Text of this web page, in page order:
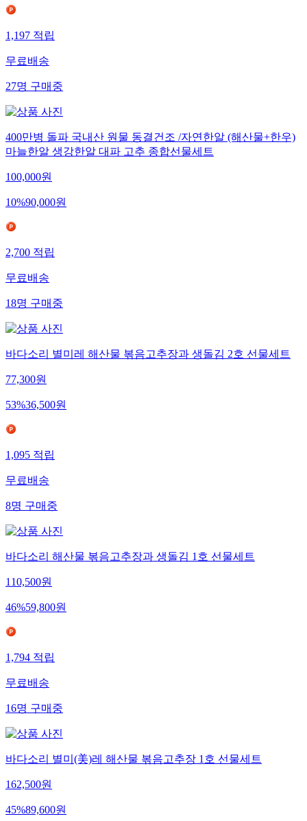
1,197적립
무료배송
27명구매중
400만병 돌파 국내산 원물 동결건조 /자연한알 (해산물+한우)
마늘한알 생강한알 대파 고추 종합선물세트
100,000원
10%90,000원
2,700적립
무료배송
18명구매중
바다소리 별미레 해산물 볶음고추장과 생돌김 2호 선물세트
77,300원
53%36,500원
1,095적립
무료배송
8명구매중
바다소리 해산물 볶음고추장과 생돌김 1호 선물세트
110,500원
46%59,800원
1,794적립
무료배송
16명구매중
바다소리 별미(美)레 해산물 볶음고추장 1호 선물세트
162,500원
45%89,600원